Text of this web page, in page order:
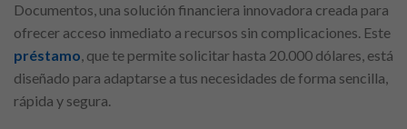
Documentos, una solución financiera innovadora creada para
ofrecer acceso inmediato a recursos sin complicaciones. Este
préstamo, que te permite solicitar hasta 20.000 dólares, está
diseñado para adaptarse a tus necesidades de forma sencilla,
rápida y segura.